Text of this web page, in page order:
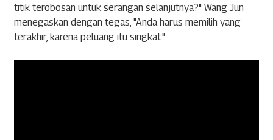
titik terobosan untuk serangan selanjutnya?" Wang Jun
menegaskan dengan tegas, "Anda harus memilih yang
terakhir, karena peluang itu singkat."